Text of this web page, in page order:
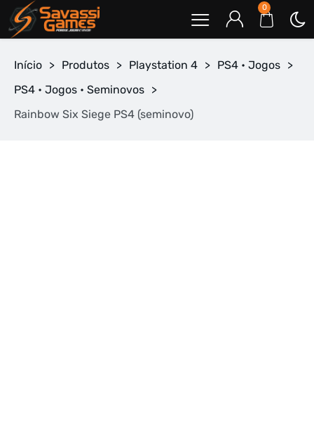
0
Início > Produtos > Playstation 4 > PS4 • Jogos >
PS4 • Jogos • Seminovos >
Rainbow Six Siege PS4 (seminovo)